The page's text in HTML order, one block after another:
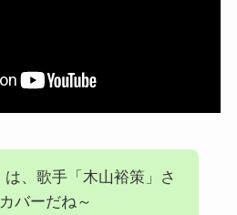
は、歌手「木山裕策」さ
バーだね～